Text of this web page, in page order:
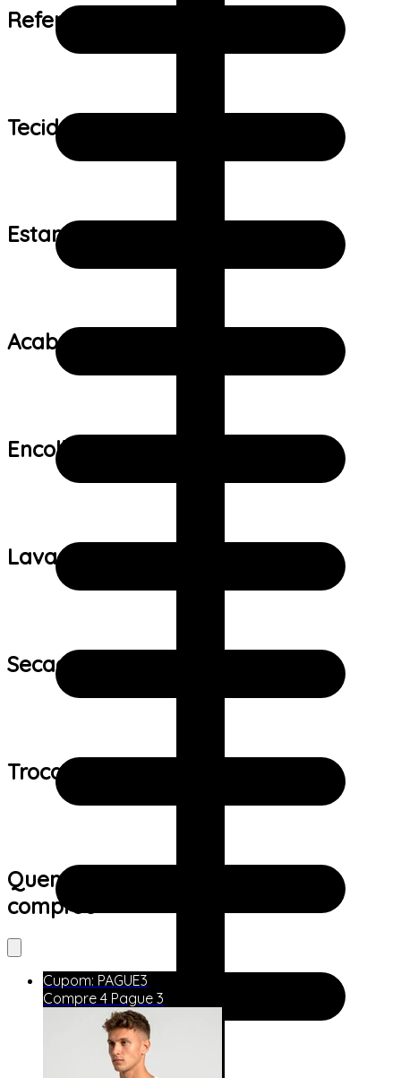
Referência de tamanho:
Tecido:
Estampa:
Acabamento:
Encolhimento:
Lavagem:
Secagem:
Trocas e devoluções:
Quem viu este produto também
comprou